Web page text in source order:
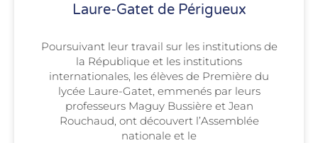
Laure-Gatet de Périgueux
Poursuivant leur travail sur les institutions de
la République et les institutions
internationales, les élèves de Première du
lycée Laure-Gatet, emmenés par leurs
professeurs Maguy Bussière et Jean
Rouchaud, ont découvert l’Assemblée
nationale et le